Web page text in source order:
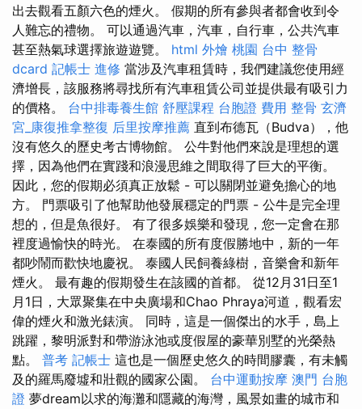
出去觀看五顏六色的煙火。 假期的所有參與者都會收到令
人難忘的禮物。 可以通過汽車，汽車，自行車，公共汽車
甚至熱氣球選擇旅遊遊覽。 html 外燴 桃園 台中 整骨
dcard 記帳士 進修 當涉及汽車租賃時，我們建議您使用經
濟增長，該服務將尋找所有汽車租賃公司並提供最有吸引力
的價格。 台中排毒養生館 舒壓課程 台胞證 費用 整骨 玄濟
宮_康復推拿整復 后里按摩推薦 直到布德瓦（Budva），他
沒有悠久的歷史考古博物館。 公牛對他們來說是理想的選
擇，因為他們在實踐和浪漫思維之間取得了巨大的平衡。
因此，您的假期必須真正放鬆 - 可以關閉並避免擔心的地
方。 門票吸引了他幫助他發展穩定的門票 - 公牛是完全理
想的，但是魚很好。 有了很多娛樂和發現，您一定會在那
裡度過愉快的時光。 在泰國的所有度假勝地中，新的一年
都吵鬧而歡快地慶祝。 泰國人民飼養綠樹，音樂會和新年
煙火。 最有趣的假期發生在該國的首都。 從12月31日至1
月1日，大眾聚集在中央廣場和Chao Phraya河道，觀看宏
偉的煙火和激光錶演。 同時，這是一個傑出的水手，島上
跳躍，黎明派對和帶游泳池或度假屋的豪華別墅的光榮熱
點。 普考 記帳士 這也是一個歷史悠久的時間膠囊，有未觸
及的羅馬廢墟和壯觀的國家公園。 台中運動按摩 澳門 台胞
證 夢dream以求的海灘和隱藏的海灣，風景如畫的城市和